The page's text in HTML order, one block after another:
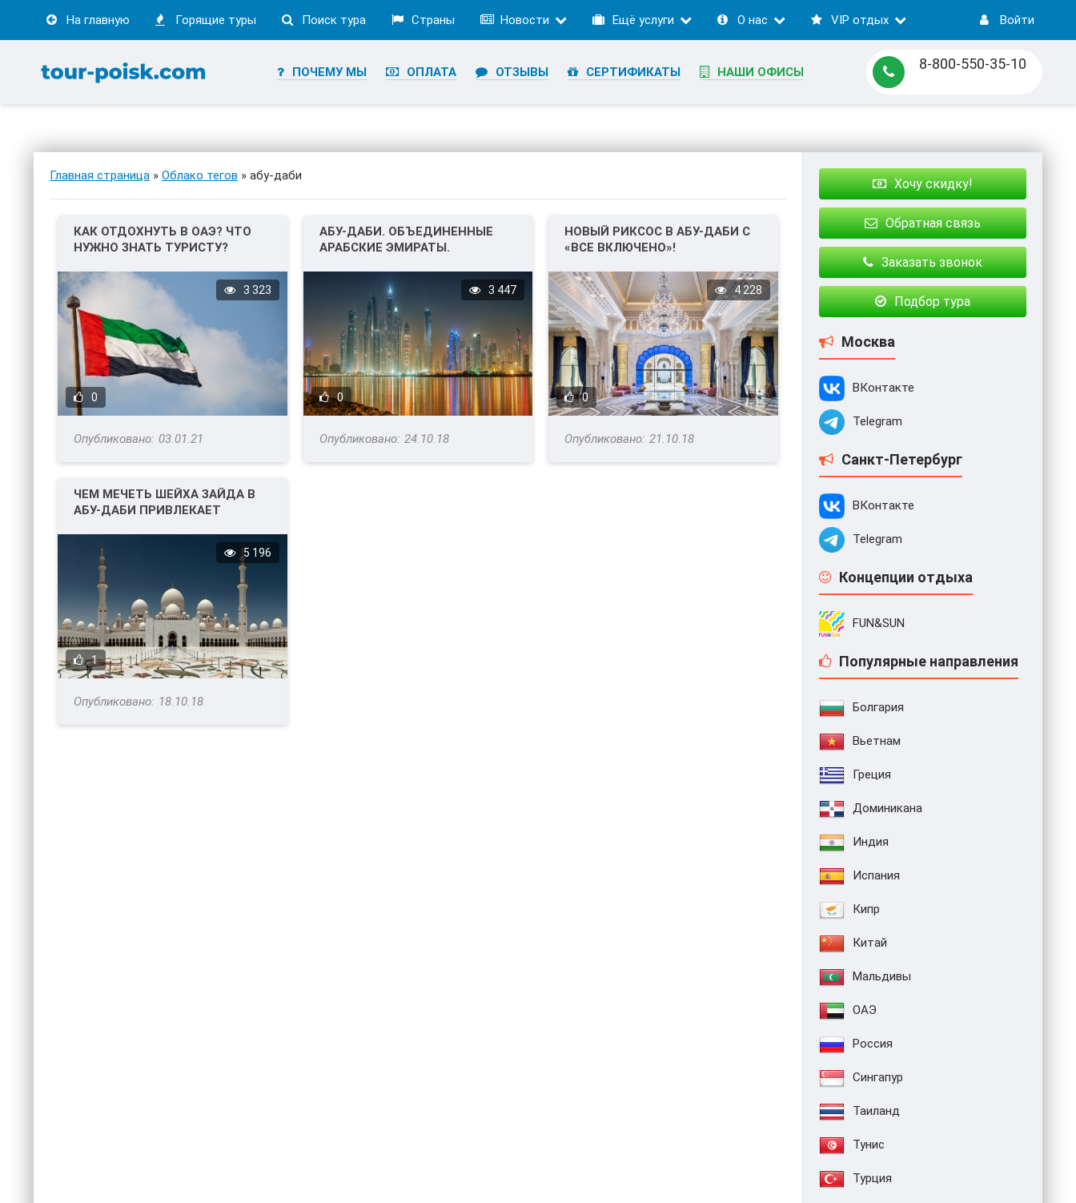
На главную Горящие туры Поиск тура Страны Новости Ещё услуги О нас VIP отдых Войти
ПОЧЕМУ МЫ ОПЛАТА ОТЗЫВЫ СЕРТИФИКАТЫ НАШИ ОФИСЫ 8-800-550-35-10
Главная страница » Облако тегов » абу-даби
КАК ОТДОХНУТЬ В ОАЭ? ЧТО
НУЖНО ЗНАТЬ ТУРИСТУ?
0
3 323
03.01.21
АБУ-ДАБИ. ОБЪЕДИНЕННЫЕ
АРАБСКИЕ ЭМИРАТЫ.
0
3 447
24.10.18
НОВЫЙ РИКСОС В АБУ-ДАБИ С
«ВСЕ ВКЛЮЧЕНО»!
0
4 228
21.10.18
ЧЕМ МЕЧЕТЬ ШЕЙХА ЗАЙДА В
АБУ-ДАБИ ПРИВЛЕКАЕТ
1
5 196
18.10.18
Хочу скидку!
Обратная связь
Заказать звонок
Подбор тура
Москва
ВКонтакте
Telegram
Санкт-Петербург
ВКонтакте
Telegram
Концепции отдыха
FUN&SUN
Популярные направления
Болгария
Вьетнам
Греция
Доминикана
Индия
Испания
Кипр
Китай
Мальдивы
ОАЭ
Россия
Сингапур
Таиланд
Тунис
Турция